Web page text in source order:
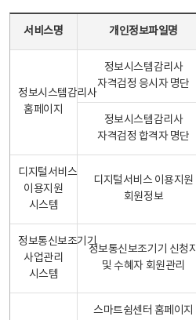
서비스명 개인정보파일명
정보시스템감리사
홈페이지
정보시스템감리사
자격검정 응시자 명단
정보시스템감리사
자격검정 합격자 명단
디지털서비스
이용지원
시스템
디지털서비스 이용지원
회원정보
정보통신보조기기
사업관리
시스템
정보통신보조기기 신청
및 수혜자 회원관리
스마트쉼센터 홈페이지